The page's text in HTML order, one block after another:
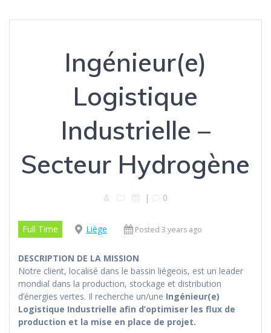
Ingénieur(e)
Logistique
Industrielle –
Secteur Hydrogène
| 0
Full Time Liège Posted 3 years ago
DESCRIPTION DE LA MISSION
Notre client, localisé dans le bassin liégeois, est un leader
mondial dans la production, stockage et distribution
d’énergies vertes. Il recherche un/une Ingénieur(e)
Logistique Industrielle afin d’optimiser les flux de
production et la mise en place de projet.